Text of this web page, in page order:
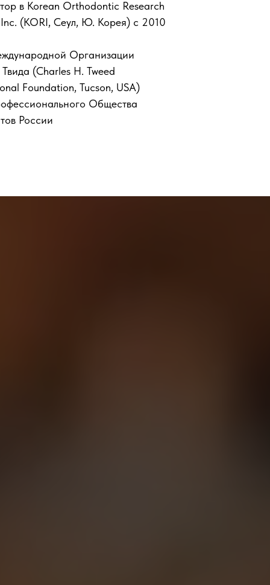
в Korean Orthodontic Research
(KORI, Сеул, Ю. Корея) с 2010
Организации
(Charles H. Tweed
Foundation, Tucson, USA)
Общества
России